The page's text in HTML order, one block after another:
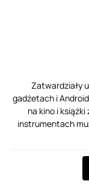
Zatwardziały
gadżetach i
na kino i
instrumentach